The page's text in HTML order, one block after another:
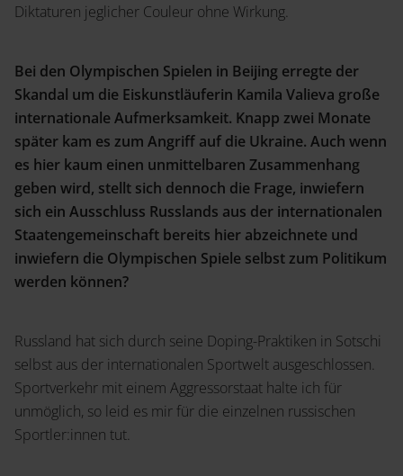
Diktaturen jeglicher Couleur ohne Wirkung.
Bei den Olympischen Spielen in Beijing erregte der
Skandal um die Eiskunstläuferin Kamila Valieva große
internationale Aufmerksamkeit. Knapp zwei Monate
später kam es zum Angriff auf die Ukraine. Auch wenn
es hier kaum einen unmittelbaren Zusammenhang
geben wird, stellt sich dennoch die Frage, inwiefern
sich ein Ausschluss Russlands aus der internationalen
Staatengemeinschaft bereits hier abzeichnete und
inwiefern die Olympischen Spiele selbst zum Politikum
werden können?
Russland hat sich durch seine Doping-Praktiken in Sotschi
selbst aus der internationalen Sportwelt ausgeschlossen.
Sportverkehr mit einem Aggressorstaat halte ich für
unmöglich, so leid es mir für die einzelnen russischen
Sportler:innen tut.